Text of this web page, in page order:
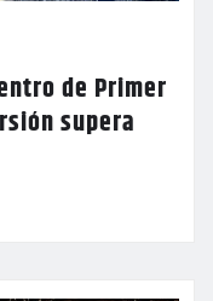
de Primer
supera